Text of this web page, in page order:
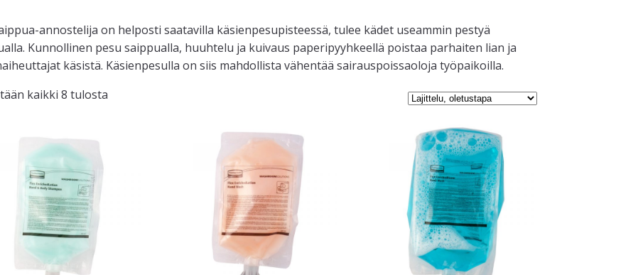
annostelija on helposti saatavilla käsienpesupisteessä, tulee kädet useammin pestyä
Kunnollinen pesu saippualla, huuhtelu ja kuivaus paperipyyhkeellä poistaa parhaiten lian ja
käsistä. Käsienpesulla on siis mahdollista vähentää sairauspoissaoloja työpaikoilla.
kaikki 8 tulosta